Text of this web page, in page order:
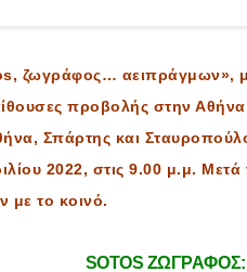
ζωγράφος… αειπράγμων»,
προβολής στην
Σπάρτης και
2022, στις 9.00 μ.μ.
με το κοινό.
SOTOS ΖΩΓΡΑΦΟΣ: